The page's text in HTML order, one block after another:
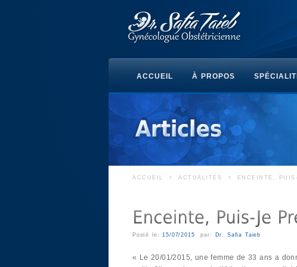
ACCUEIL À PROPOS
ACCUEIL > ACTUALITÉS > ENCEINTE,
Posté le:15/07/2015 par: Dr. Safia Taieb
« Le 20/01/2015, une femme de 33 ans a